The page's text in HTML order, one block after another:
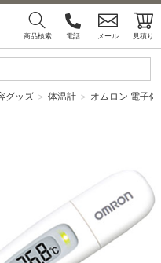
商品検索 電話 メール 見積り
グッズ 体温計 オムロン 電子